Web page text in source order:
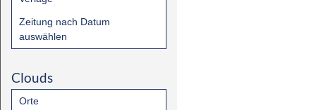
Zeitung nach Datum
auswählen
Clouds
Orte